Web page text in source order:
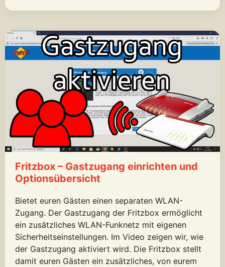
Fritzbox – Gastzugang einrichten und
Optionsübersicht
Bietet euren Gästen einen separaten WLAN-
Zugang. Der Gastzugang der Fritzbox ermöglicht
ein zusätzliches WLAN-Funknetz mit eigenen
Sicherheitseinstellungen. Im Video zeigen wir, wie
der Gastzugang aktiviert wird. Die Fritzbox stellt
damit euren Gästen ein zusätzliches, von eurem